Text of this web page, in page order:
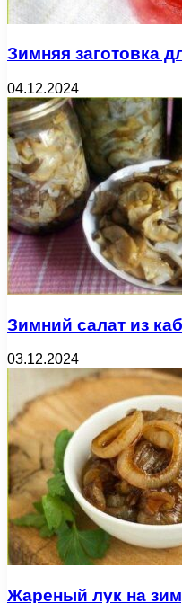
Зимняя заготовка
04.12.2024
Зимний салат из
03.12.2024
Жареный лук на